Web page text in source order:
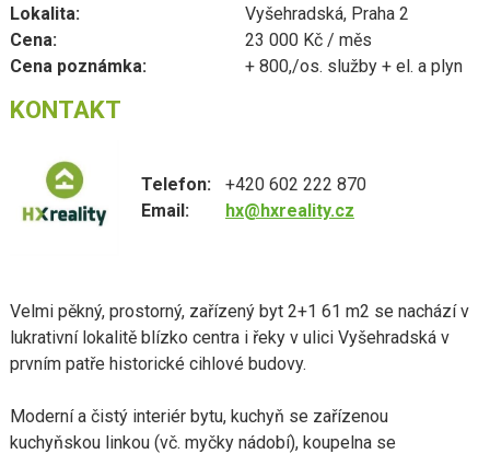
Lokalita:
Vyšehradská, Praha 2
Cena:
23 000 Kč / měs
Cena poznámka:
+ 800,/os. služby + el. a plyn
KONTAKT
Telefon:
+420 602 222 870
Email:
hx@hxreality.cz
Velmi pěkný, prostorný, zařízený byt 2+1 61 m2 se nachází v
lukrativní lokalitě blízko centra i řeky v ulici Vyšehradská v
prvním patře historické cihlové budovy.
Moderní a čistý interiér bytu, kuchyň se zařízenou
kuchyňskou linkou (vč. myčky nádobí), koupelna se